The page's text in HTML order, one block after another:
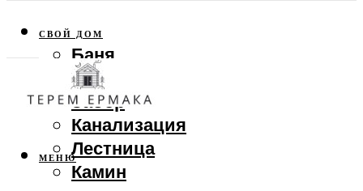
СВОЙ ДОМ
Баня
Веранда
Забор
Канализация
Лестница
Камин
МЕНЮ